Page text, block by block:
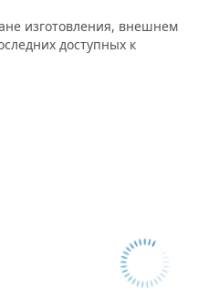
изготовления, внешнем
доступных к